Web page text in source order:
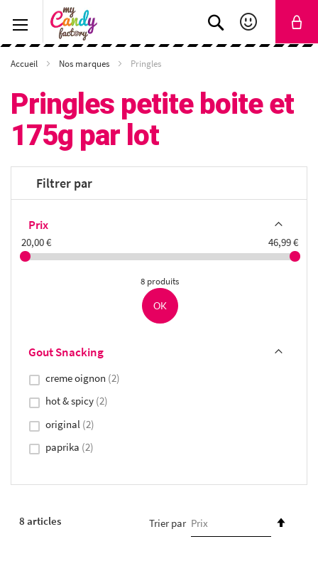
Rechercher
Accueil Nos marques Pringles
Pringles petite boite et
175g par lot
8 articles Trier par
Filtrer par
Prix
20,00 € 46,99 €
8 produits
OK
Gout Snacking
creme oignon 2
hot & spicy 2
original 2
paprika 2